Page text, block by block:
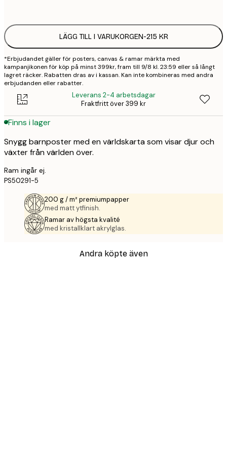
LÄGG TILL I VARUKORGEN-215 KR
*Erbjudandet gäller för posters, canvas & ramar märkta med
kampanjikonen för köp på minst 399kr, fram till 9/8 kl. 23:59 eller så långt
lagret räcker. Rabatten dras av i kassan. Kan inte kombineras med andra
erbjudanden eller rabatter.
Leverans 2-4 arbetsdagar
Fraktfritt över 399 kr
Finns i lager
Snygg barnposter med en världskarta som visar djur och
växter från världen över.
Ram ingår ej.
PS50291-5
200 g / m² premiumpapper
med matt ytfinish.
Ramar av högsta kvalité
med kristallklart akrylglas.
Andra köpte även